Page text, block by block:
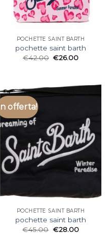
POCHETTE SAINT BARTH
pochette saint barth
€42.00 €26.00
In offerta!
POCHETTE SAINT BARTH
pochette saint barth
€45.00 €28.00